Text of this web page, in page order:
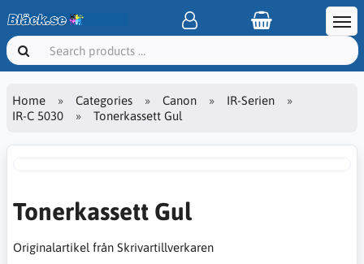
Home Categories Canon
IR-Serien
IR-C 5030
Tonerkassett Gul
Tonerkassett Gul
Originalartikel från Skrivartillverkaren